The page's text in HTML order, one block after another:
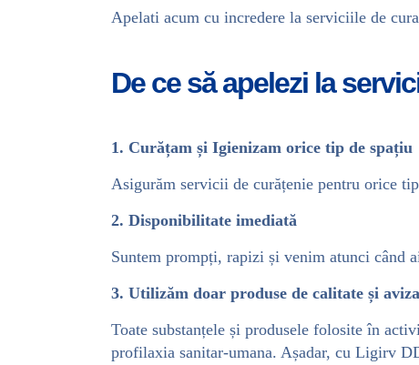
Apelati acum cu incredere la serviciile de
De ce să apelezi la
1. Curățam și Igienizam orice tip de spațiu
Asigurăm servicii de curățenie pentru orice
2. Disponibilitate imediată
Suntem prompți, rapizi și venim atunci când
3. Utilizăm doar produse de calitate și
Toate substanțele și produsele folosite în
profilaxia sanitar-umana. Așadar, cu Ligirv